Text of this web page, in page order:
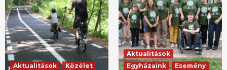
Aktualitások Közélet
Aktualitások
Egyházaink
Esemény